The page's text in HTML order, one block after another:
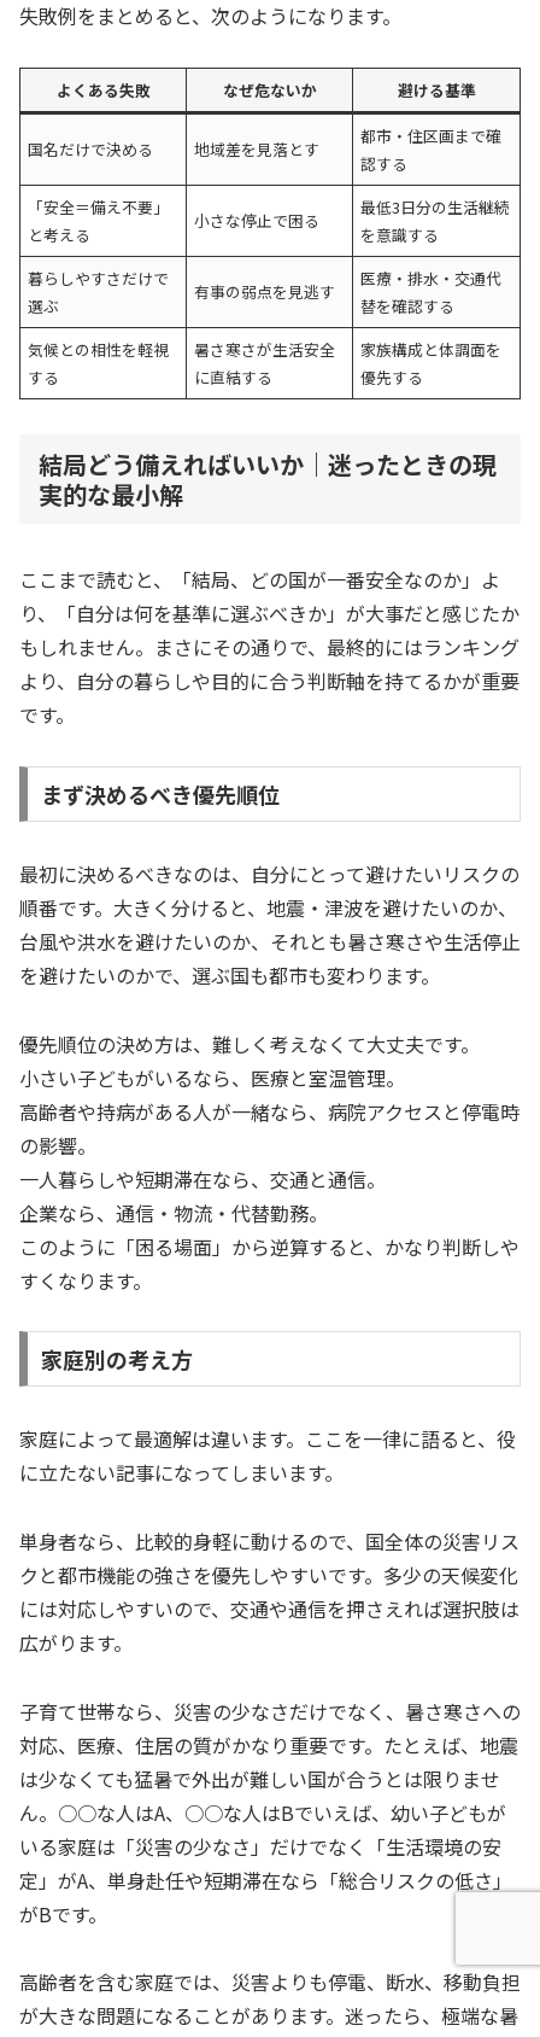
失敗例をまとめると、次のようになります。
よくある失敗 なぜ危ないか 避ける基準
国名だけで決める 地域差を見落とす
都市・住区画まで確
認する
「安全＝備え不要」
と考える
小さな停止で困る
最低3日分の生活継続
を意識する
暮らしやすさだけで
選ぶ
有事の弱点を見逃す
医療・排水・交通代
替を確認する
気候との相性を軽視
する
暑さ寒さが生活安全
に直結する
家族構成と体調面を
優先する
結局どう備えればいいか｜迷ったときの現
実的な最小解
ここまで読むと、「結局、どの国が一番安全なのか」よ
り、「自分は何を基準に選ぶべきか」が大事だと感じたか
もしれません。まさにその通りで、最終的にはランキング
より、自分の暮らしや目的に合う判断軸を持てるかが重要
です。
まず決めるべき優先順位
最初に決めるべきなのは、自分にとって避けたいリスクの
順番です。大きく分けると、地震・津波を避けたいのか、
台風や洪水を避けたいのか、それとも暑さ寒さや生活停止
を避けたいのかで、選ぶ国も都市も変わります。
優先順位の決め方は、難しく考えなくて大丈夫です。
小さい子どもがいるなら、医療と室温管理。
高齢者や持病がある人が一緒なら、病院アクセスと停電時
の影響。
一人暮らしや短期滞在なら、交通と通信。
企業なら、通信・物流・代替勤務。
このように「困る場面」から逆算すると、かなり判断しや
すくなります。
家庭別の考え方
家庭によって最適解は違います。ここを一律に語ると、役
に立たない記事になってしまいます。
単身者なら、比較的身軽に動けるので、国全体の災害リス
クと都市機能の強さを優先しやすいです。多少の天候変化
には対応しやすいので、交通や通信を押さえれば選択肢は
広がります。
子育て世帯なら、災害の少なさだけでなく、暑さ寒さへの
対応、医療、住居の質がかなり重要です。たとえば、地震
は少なくても猛暑で外出が難しい国が合うとは限りませ
ん。○○な人はA、○○な人はBでいえば、幼い子どもが
いる家庭は「災害の少なさ」だけでなく「生活環境の安
定」がA、単身赴任や短期滞在なら「総合リスクの低さ」
がBです。
高齢者を含む家庭では、災害よりも停電、断水、移動負担
が大きな問題になることがあります。迷ったら、極端な暑